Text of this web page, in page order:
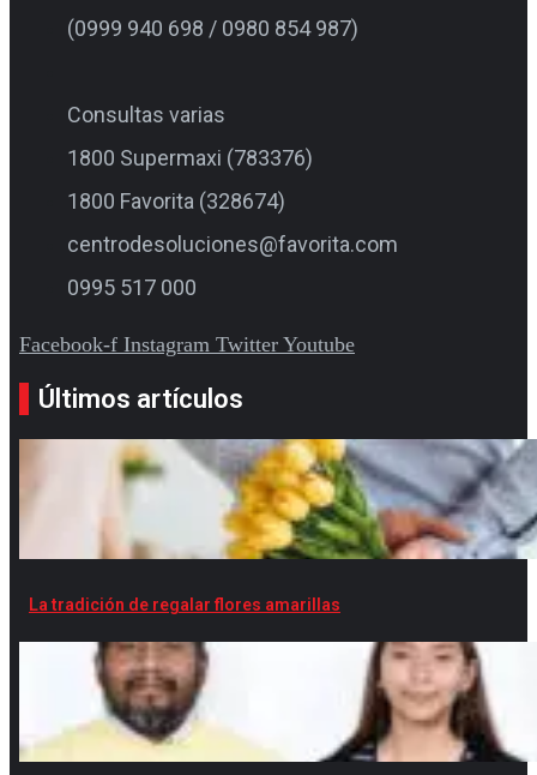
(0999 940 698 / 0980 854 987)
Consultas varias
1800 Supermaxi (783376)
1800 Favorita (328674)
centrodesoluciones@favorita.com
0995 517 000
Facebook-f Instagram Twitter Youtube
Últimos artículos
La tradición de regalar flores amarillas